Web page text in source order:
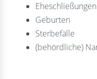
Eheschließungen
Geburten
Sterbefälle
(behördliche)